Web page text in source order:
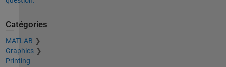
Catégories
MATLAB
Graphics
Printing